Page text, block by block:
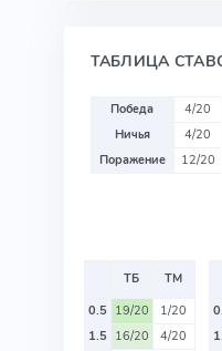
ТАБЛИЦА
Победа
4/20
Ничья
4/20
Поражение
12/20
ТБ
ТМ
0.5 19/20
1/20
1.5 16/20
4/20